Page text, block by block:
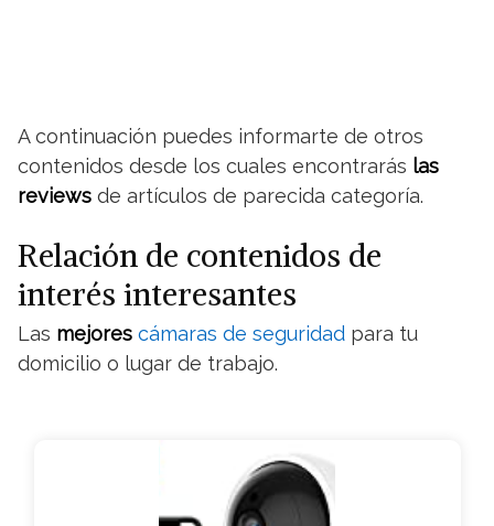
A continuación puedes informarte de otros
contenidos desde los cuales encontrarás las
reviews de artículos de parecida categoría.
Relación de contenidos de
interés interesantes
Las mejores cámaras de seguridad para tu
domicilio o lugar de trabajo.